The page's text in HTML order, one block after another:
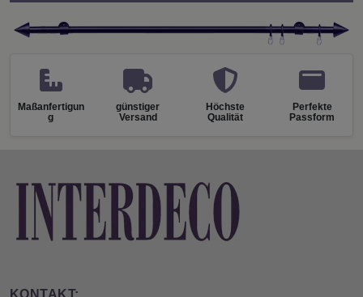
Maßanfertigun
g
günstiger
Versand
Höchste
Qualität
Perfekte
Passform